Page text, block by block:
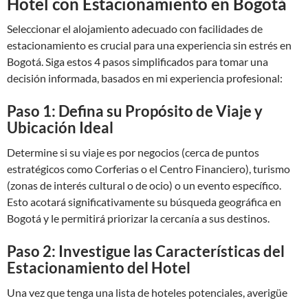
Seleccionar el alojamiento adecuado con facilidades de
estacionamiento es crucial para una experiencia sin estrés en
Bogotá. Siga estos 4 pasos simplificados para tomar una
decisión informada, basados en mi experiencia profesional:
Paso 1: Defina su Propósito de Viaje y
Ubicación Ideal
Determine si su viaje es por negocios (cerca de puntos
estratégicos como Corferias o el Centro Financiero), turismo
(zonas de interés cultural o de ocio) o un evento específico.
Esto acotará significativamente su búsqueda geográfica en
Bogotá y le permitirá priorizar la cercanía a sus destinos.
Paso 2: Investigue las Características del
Estacionamiento del Hotel
Una vez que tenga una lista de hoteles potenciales, averigüe